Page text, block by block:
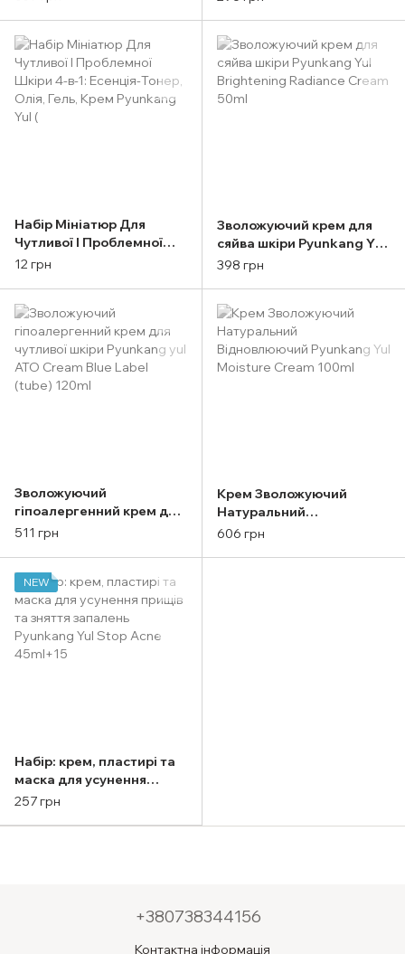
Набір Мініатюр Для
Чутливої І Проблемної
Шкіри 4-в-1: Есенція-
12 грн
Зволожуючий крем для
сяйва шкіри Pyunkang Yul
Brightening Radiance
398 грн
Зволожуючий
гіпоалергенний крем для
чутливої шкіри Pyunkang
511 грн
Крем Зволожуючий
Натуральний
Відновлюючий Pyunkang
606 грн
NEW
Набір: крем, пластирі та
маска для усунення
прищів та зняття
257 грн
+380738344156
Контактна інформація